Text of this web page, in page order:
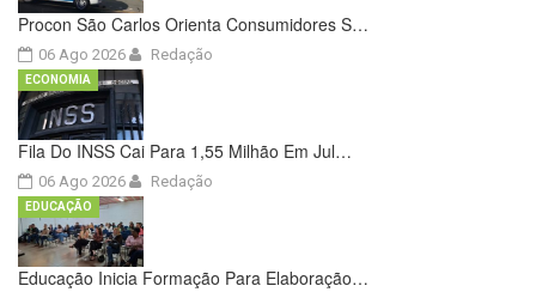
Procon São Carlos Orienta Consumidores S…
06 Ago 2026 Redação
Fila Do INSS Cai Para 1,55 Milhão Em Jul…
06 Ago 2026
ECONOMIA
Redação
Educação Inicia Formação Para Elaboração…
EDUCAÇÃO